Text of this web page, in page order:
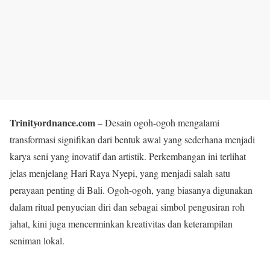
Trinityordnance.com– Desain ogoh-ogoh mengalami
transformasi signifikan dari bentuk awal yang sederhana menjadi
karya seni yang inovatif dan artistik. Perkembangan ini terlihat
jelas menjelang Hari Raya Nyepi, yang menjadi salah satu
perayaan penting di Bali. Ogoh-ogoh, yang biasanya digunakan
dalam ritual penyucian diri dan sebagai simbol pengusiran roh
jahat, kini juga mencerminkan kreativitas dan keterampilan
seniman lokal.